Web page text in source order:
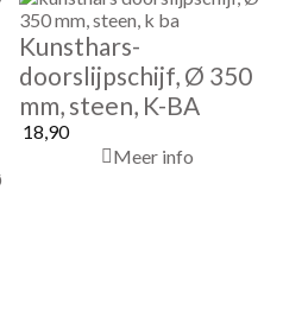
Kunsthars-
doorslijpschijf, Ø 350
mm, steen, K-BA
18,90
Meer info